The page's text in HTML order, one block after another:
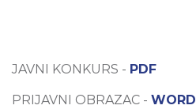
JAVNI KONKURS - PDF
PRIJAVNI OBRAZAC - WORD